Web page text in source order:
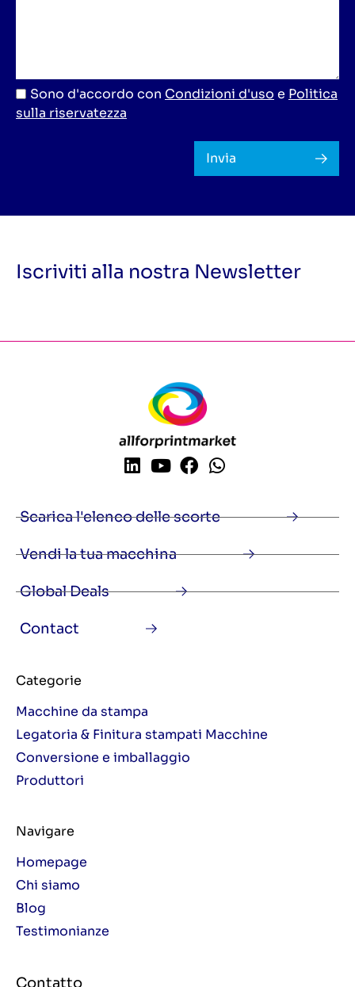
Sono d'accordo con Condizioni d'uso e Politica
sulla riservatezza
Invia
Iscriviti alla nostra Newsletter
Scarica l'elenco delle scorte
Vendi la tua macchina
Global Deals
Contact
Categorie
Macchine da stampa
Legatoria & Finitura stampati Macchine
Conversione e imballaggio
Produttori
Navigare
Homepage
Chi siamo
Blog
Testimonianze
Contatto